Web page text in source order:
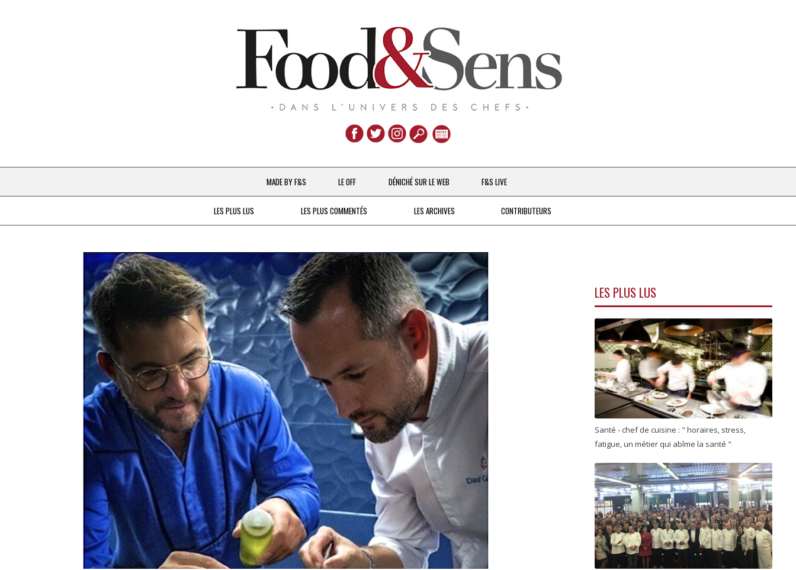
Aller
au
contenu
MADE BY F&S
CHEFS & ACTUALITÉS
À LA PETITE CUILLÈRE
DESTIN DE FEMME
V…DE VOYAGE
LE OFF DÉNICHÉ SUR LE WEB F&S LIVE
LES PLUS LUS LES PLUS COMMENTÉS LES ARCHIVES
DEPUIS 2016
CONTRIBUTEURS
LES PLUS LUS
Santé - chef de cuisine : " horaires, stress,
fatigue, un métier qui abîme la santé "